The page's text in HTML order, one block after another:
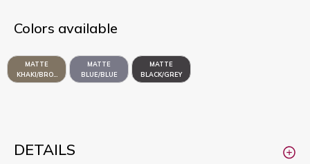
Colors available
MATTE
KHAKI/BROWN
FLASH GOLD
MATTE
BLUE/BLUE
FLASH
MATTE
BLACK/GREY
DETAILS